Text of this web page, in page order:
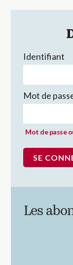
Identifiant
Mot de
Mot de passe
Les